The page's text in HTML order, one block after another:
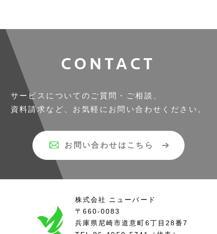
CONTACT
サービスについてのご質問・ご相談、
資料請求など、お気軽にお問い合わせください。
お問い合わせはこちら
株式会社 ニューバード
〒660-0083
兵庫県尼崎市道意町6丁目 28番7